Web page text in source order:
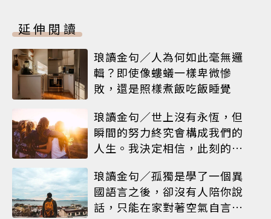
延伸閱讀
琅讀金句／人為何如此毫無邏
輯？即使像螻蟻一樣卑微慘
敗，還是照樣煮飯吃飯睡覺
琅讀金句／世上沒有永恆，但
瞬間的努力終究會構成我們的
人生。我決定相信，此刻的閃
琅讀金句／孤獨是學了一個異
國語言之後，卻沒有人陪你說
話，只能在家對著空氣自言自